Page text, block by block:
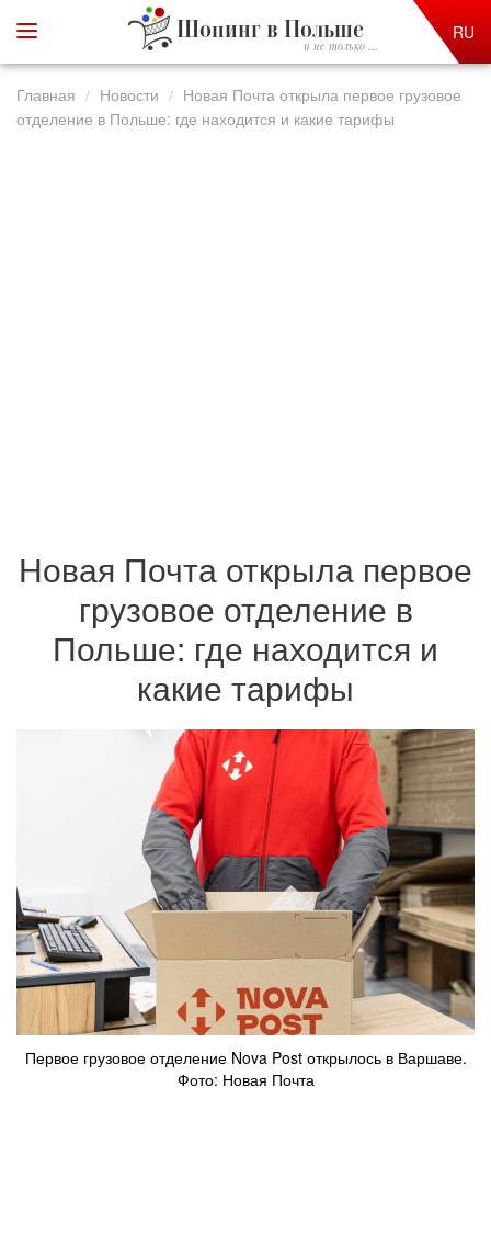
Шопинг в Польше
и не только ...
RU
Главная Новости
Новая Почта открыла первое грузовое
отделение в Польше: где находится и какие тарифы
Новая Почта открыла первое
грузовое отделение в
Польше: где находится и
какие тарифы
Первое грузовое отделение Nova Post открылось в Варшаве.
Фото: Новая Почта